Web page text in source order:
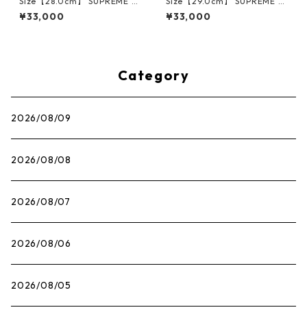
ュプリーム ×NIKE AIR FORCE
1 LOW CU9225-100 スニーカ
¥33,000
ュプリーム ×NIKE AIR FORCE
1 LOW CU9225-100 スニーカ
¥33,000
Category
2026/08/09
2026/08/08
2026/08/07
2026/08/06
2026/08/05